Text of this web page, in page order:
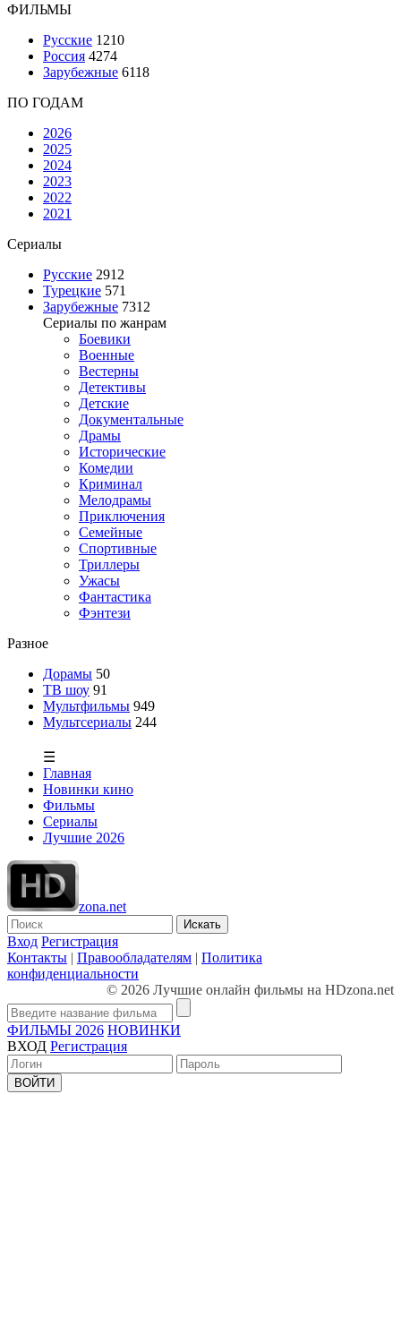
ФИЛЬМЫ
Русские 1210
Россия 4274
Зарубежные 6118
ПО ГОДАМ
2026
2025
2024
2023
2022
2021
Сериалы
Русские 2912
Турецкие 571
Зарубежные 7312
Сериалы по жанрам
Боевики
Военные
Вестерны
Детективы
Детские
Документальные
Драмы
Исторические
Комедии
Криминал
Мелодрамы
Приключения
Семейные
Спортивные
Триллеры
Ужасы
Фантастика
Фэнтези
Разное
Дорамы 50
ТВ шоу 91
Мультфильмы 949
Мультсериалы 244
☰
Главная
Новинки кино
Фильмы
Сериалы
Лучшие 2026
zona.net
Искать
Вход Регистрация
Контакты | Правообладателям | Политика
конфиденциальности
© 2026 Лучшие онлайн фильмы на HDzona.net
ФИЛЬМЫ 2026 НОВИНКИ
ВХОД Регистрация